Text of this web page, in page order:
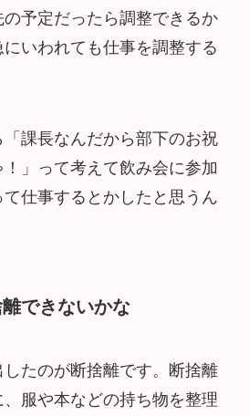
予定だったら調整できるか
いわれても仕事を調整する
課長なんだから部下のお祝
」って考えて飲み会に参加
仕事するとかしたと思うん
できないかな
たのが断捨離です。断捨離
服や本などの持ち物を整理